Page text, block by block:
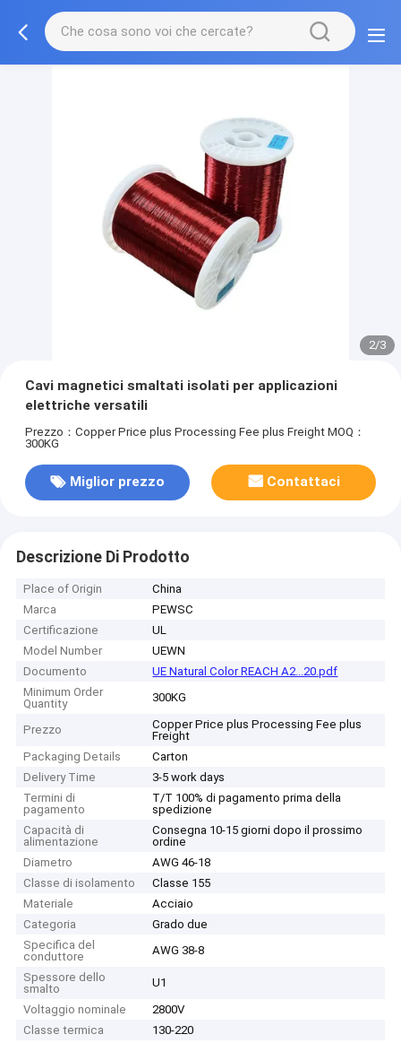
2/3
Cavi magnetici smaltati isolati per applicazioni
elettriche versatili
Prezzo：Copper Price plus Processing Fee plus Freight MOQ：
300KG
Miglior prezzo Contattaci
Descrizione Di Prodotto
Place of Origin
China
Marca
PEWSC
Certificazione
UL
Model Number
UEWN
Documento
UE Natural Color REACH A2...20.pdf
Minimum Order
Quantity
300KG
Prezzo
Copper Price plus Processing Fee plus
Freight
Packaging Details
Carton
Delivery Time
3-5 work days
Termini di
pagamento
T/T 100% di pagamento prima della
spedizione
Capacità di
alimentazione
Consegna 10-15 giorni dopo il prossimo
ordine
Diametro
AWG 46-18
Classe di isolamento
Classe 155
Materiale
Acciaio
Categoria
Grado due
Specifica del
conduttore
AWG 38-8
Spessore dello
smalto
U1
Voltaggio nominale
2800V
Classe termica
130-220